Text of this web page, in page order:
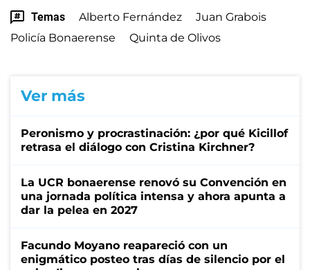
Temas Alberto Fernández
Juan Grabois
Policía Bonaerense
Quinta de Olivos
Ver más
Peronismo y procrastinación: ¿por qué Kicillof
retrasa el diálogo con Cristina Kirchner?
La UCR bonaerense renovó su Convención en
una jornada política intensa y ahora apunta a
dar la pelea en 2027
Facundo Moyano reapareció con un
enigmático posteo tras días de silencio por el